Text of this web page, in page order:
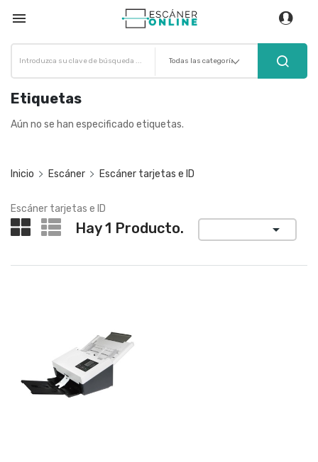

Etiquetas
Aún no se han especificado etiquetas.
Inicio Escáner Escáner tarjetas e ID
Escáner tarjetas e ID
Hay 1 Producto. 